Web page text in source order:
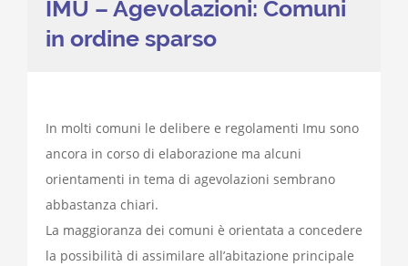
IMU – Agevolazioni: Comuni
in ordine sparso
In molti comuni le delibere e regolamenti Imu sono
ancora in corso di elaborazione ma alcuni
orientamenti in tema di agevolazioni sembrano
abbastanza chiari.
La maggioranza dei comuni è orientata a concedere
la possibilità di assimilare all’abitazione principale